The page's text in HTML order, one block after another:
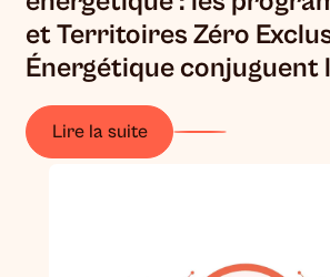
et Territoires Zéro
Énergétique conjuguent
Lire la suite